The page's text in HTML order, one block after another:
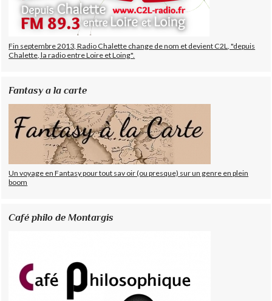
Fin septembre 2013, Radio Chalette change de nom et devient C2L, "depuis
Chalette, la radio entre Loire et Loing".
Fantasy a la carte
Un voyage en Fantasy pour tout sav oir (ou presque) sur un genre en plein
boom
Café philo de Montargis